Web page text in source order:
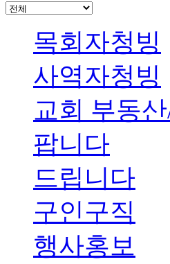
목회자청빙
사역자청빙
교회 부동
팝니다
드립니다
구인구직
행사홍보